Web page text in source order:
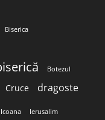
Biserica
Botezul
Cruce dragoste
Icoana Ierusalim